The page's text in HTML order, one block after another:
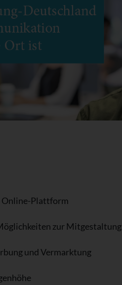
Online-Plattform
zur Mitgestaltung
und Vermarktung